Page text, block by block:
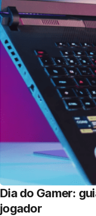
Dia do Gamer:
jogador